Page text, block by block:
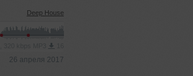
Deep House
26 апреля 2017